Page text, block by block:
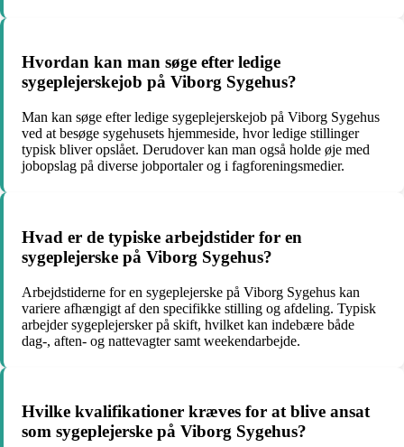
Hvordan kan man søge efter ledige
sygeplejerskejob på Viborg Sygehus?
Man kan søge efter ledige sygeplejerskejob på Viborg Sygehus
ved at besøge sygehusets hjemmeside, hvor ledige stillinger
typisk bliver opslået. Derudover kan man også holde øje med
jobopslag på diverse jobportaler og i fagforeningsmedier.
Hvad er de typiske arbejdstider for en
sygeplejerske på Viborg Sygehus?
Arbejdstiderne for en sygeplejerske på Viborg Sygehus kan
variere afhængigt af den specifikke stilling og afdeling. Typisk
arbejder sygeplejersker på skift, hvilket kan indebære både
dag-, aften- og nattevagter samt weekendarbejde.
Hvilke kvalifikationer kræves for at blive ansat
som sygeplejerske på Viborg Sygehus?